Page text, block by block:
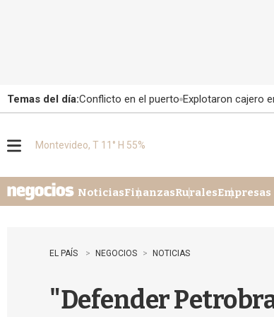
Temas del día:Conflicto en el puerto Explotaron cajero
u
Montevideo, T 11° H 55%
NoticiasFinanzasRuralesEmpresas
EL PAÍS NEGOCIOS NOTICIAS
"Defender